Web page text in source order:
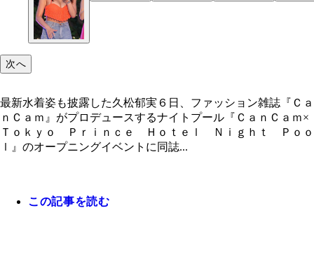
プール開き宣言で一斉に飛び込み、遊ぶ読者たち
スピードワゴンをwithBのように従え、ポーズを取
次へ
最新水着姿も披露した久松郁実６日、ファッション雑誌『Ｃａ
ｎＣａｍ』がプロデュースするナイトプール『ＣａｎＣａｍ×
Ｔｏｋｙｏ Ｐｒｉｎｃｅ Ｈｏｔｅｌ Ｎｉｇｈｔ Ｐｏｏ
ｌ』のオープニングイベントに同誌...
この記事を読む